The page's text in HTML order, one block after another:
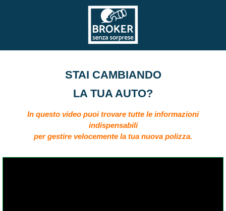
STAI CAMBIANDO
LA TUA AUTO?
In questo video puoi trovare tutte le informazioni
indispensabili
per gestire velocemente la tua nuova polizza.